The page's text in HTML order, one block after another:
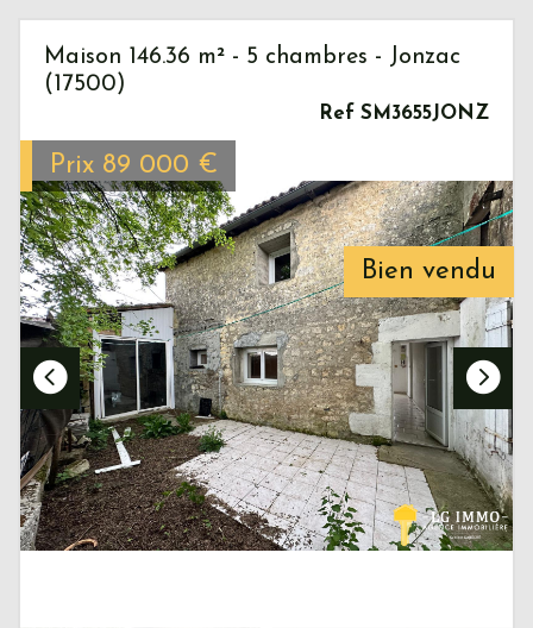
Bien vendu
Maison 146.36 m² - 5 chambres - Jonzac
(17500)
Ref SM3655JONZ
Prix 89 000 €